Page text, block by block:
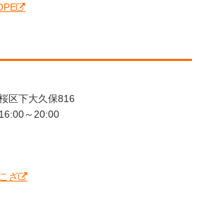
区下大久保816
～20:00
ざ